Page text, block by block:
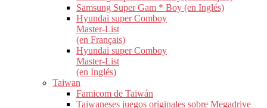
Samsung Super Gam * Boy (en Inglés)
Hyundai super Comboy
Master-List
(en Français)
Hyundai super Comboy
Master-List
(en Inglés)
Taiwan
Famicom de Taiwán
Taiwaneses juegos originales sobre Megadrive